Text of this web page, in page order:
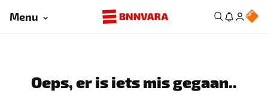
Menu
Oeps, er is iets mis gegaan..